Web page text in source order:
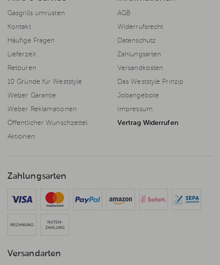
Gasgrills umrüsten
Kontakt
Häufige Fragen
Lieferzeit
Retouren
10 Gründe für Weststyle
Weber Garantie
Weber Reklamationen
Öffentlicher Wunschzettel
Aktionen
AGB
Widerrufsrecht
Datenschutz
Zahlungsarten
Versandkosten
Das Weststyle Prinzip
Jobangebote
Impressum
Vertrag Widerrufen
Zahlungsarten
Versandarten